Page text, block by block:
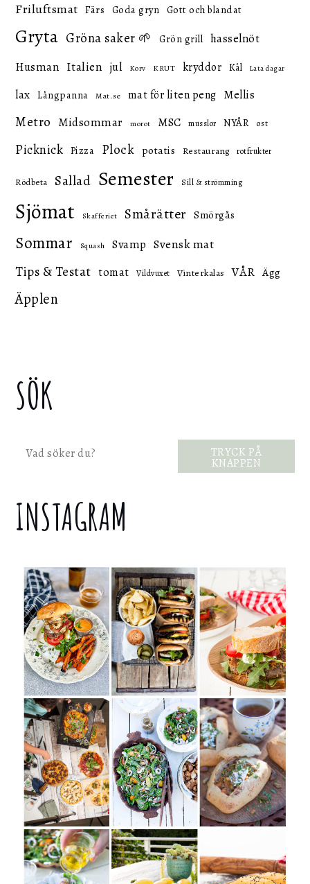
Friluftsmat Färs Goda gryn Gott och blandat
Gryta Gröna saker 🌱 Grön grill hasselnöt
Husman Italien jul Korv KRUT kryddor Kål Lata dagar
lax Långpanna Mat.se mat för liten peng Mellis
Metro Midsommar morot MSC musslor NYÅR ost
Picknick Pizza Plock potatis Restaurang rotfrukter
Rödbeta Sallad Semester Sill & strömming
Sjömat Skafferiet Smårätter Smörgås
Sommar Squash Svamp Svensk mat
Tips & Testat tomat Vildvuxet Vinterkalas VÅR Ägg
Äpplen
SÖK
Sök TRYCK PÅ
KNAPPEN
INSTAGRAM